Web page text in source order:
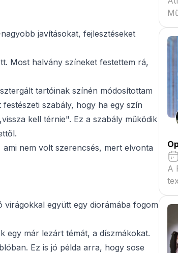
javításokat, fejlesztéseket
Most halvány színeket festettem rá,
tartóinak színén módosítottam
szabály, hogy ha egy szín
kell térnie". Ez a szabály működik
nem volt szerencsés, mert elvonta
együtt egy diorámába fogom
egy már lezárt témát, a díszmákokat.
Ez is jó példa arra, hogy sose
a
A